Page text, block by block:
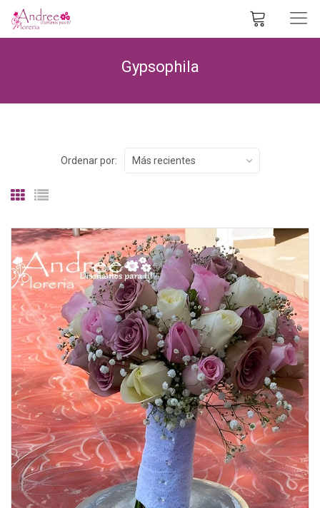
Gypsophila
Ordenar por: Más recientes